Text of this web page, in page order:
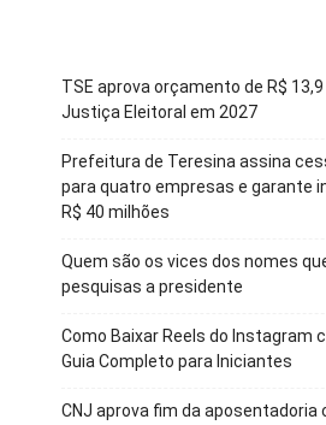
TSE aprova orçamento de R$ 13,9
Justiça Eleitoral em 2027
Prefeitura de Teresina assina
para quatro empresas e garante
R$ 40 milhões
Quem são os vices dos nomes
pesquisas a presidente
Como Baixar Reels do Instagram
Guia Completo para Iniciantes
CNJ aprova fim da aposentadoria